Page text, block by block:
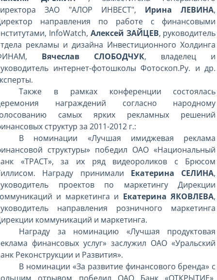
ЗАО "АЛОР ИНВЕСТ", Ирина ЛЕВИНА,
направления по работе с финансовыми
InfoWatch, Алексей ЗАЙЦЕВ, руководитель
рекламы и дизайна Инвестиционного Холдинга
Вячеслав СЛОБОДЧУК, владелец и
интернет-фотошколы Фотоскоп.Ру. и др.
Также в рамках конференции состоялась
награждений согласно народному
самых ярких рекламных решений
структур за 2011-2012 г.:
В номинации «Лучшая имиджевая реклама
структуры» победил ОАО «Национальный
«ТРАСТ», за их ряд видеороликов с Брюсом
Награду принимали Екатерина СЕЛИНА,
проектов по маркетингу Дирекции
и маркетинга и Екатерина ЯКОВЛЕВА,
направления розничного маркетинга
коммуникаций и маркетинга.
Награду за номинацию «Лучшая продуктовая
финансовых услуг» заслужил ОАО «Уральский
Реконструкции и Развития».
В номинации «За развитие финансового бренда» с